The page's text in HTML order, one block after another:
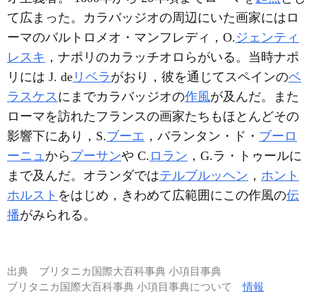
て広まった。カラバッジオの周辺にいた画家にはロ
ーマのバルトロメオ・マンフレディ，O.ジェンティ
レスキ ，ナポリのカラッチオロらがいる。当時ナポ
リには J. de リベラ がおり，彼を通じてスペインのベ
ラスケスにまでカラバッジオの作風が及んだ。また
ローマを訪れたフランスの画家たちもほとんどその
影響下にあり，S.ブーエ ，バランタン・ド・ ブーロ
ーニュから プーサンや C. ロラン ，G.ラ・トゥールに
まで及んだ。オランダではテルブルッヘン ， ホント
ホルスト をはじめ，きわめて広範囲にこの作風の伝
播がみられる。
出典 ブリタニカ国際大百科事典 小項目事典
ブリタニカ国際大百科事典 小項目事典について情報